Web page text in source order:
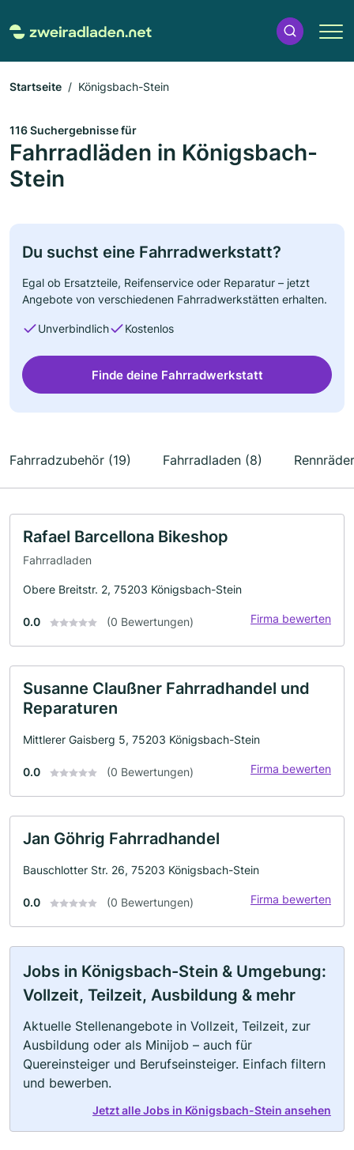
Startseite Königsbach-Stein
116 Suchergebnisse für
Fahrradläden in Königsbach-
Stein
Du suchst eine Fahrradwerkstatt?
Egal ob Ersatzteile, Reifenservice oder Reparatur – jetzt
Angebote von verschiedenen Fahrradwerkstätten erhalten.
Unverbindlich Kostenlos
Finde deine Fahrradwerkstatt
Fahrradzubehör (19) Fahrradladen (8)
Rafael Barcellona Bikeshop
Fahrradladen
Obere Breitstr. 2, 75203 Königsbach-Stein
0.0 (0 Bewertungen) Firma bewerten
Susanne Claußner Fahrradhandel und
Reparaturen
Mittlerer Gaisberg 5, 75203 Königsbach-Stein
0.0 (0 Bewertungen) Firma bewerten
Jan Göhrig Fahrradhandel
Bauschlotter Str. 26, 75203 Königsbach-Stein
0.0 (0 Bewertungen) Firma bewerten
Jobs in Königsbach-Stein & Umgebung:
Vollzeit, Teilzeit, Ausbildung & mehr
Aktuelle Stellenangebote in Vollzeit, Teilzeit, zur
Ausbildung oder als Minijob – auch für
Quereinsteiger und Berufseinsteiger. Einfach filtern
und bewerben.
Jetzt alle Jobs in Königsbach-Stein ansehen